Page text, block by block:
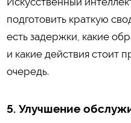
подготовить краткую
есть задержки, какие
и какие действия стоит
очередь.
5. Улучшение